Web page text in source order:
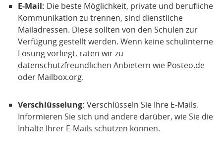
E-Mail: Die beste Möglichkeit, private und berufliche
Kommunikation zu trennen, sind dienstliche
Mailadressen. Diese sollten von den Schulen zur
Verfügung gestellt werden. Wenn keine schulinterne
Lösung vorliegt, raten wir zu
datenschutzfreundlichen Anbietern wie Posteo.de
oder Mailbox.org.
Verschlüsselung: Verschlüsseln Sie Ihre E-Mails.
Informieren Sie sich und andere darüber, wie Sie die
Inhalte Ihrer E-Mails schützen können.